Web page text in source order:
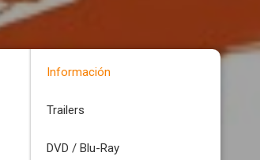
Información
Trailers
DVD / Blu-Ray